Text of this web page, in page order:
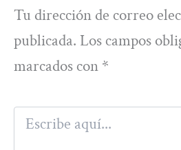
Tu dirección de correo
publicada. Los campos
marcados con *
Escribe
aquí...